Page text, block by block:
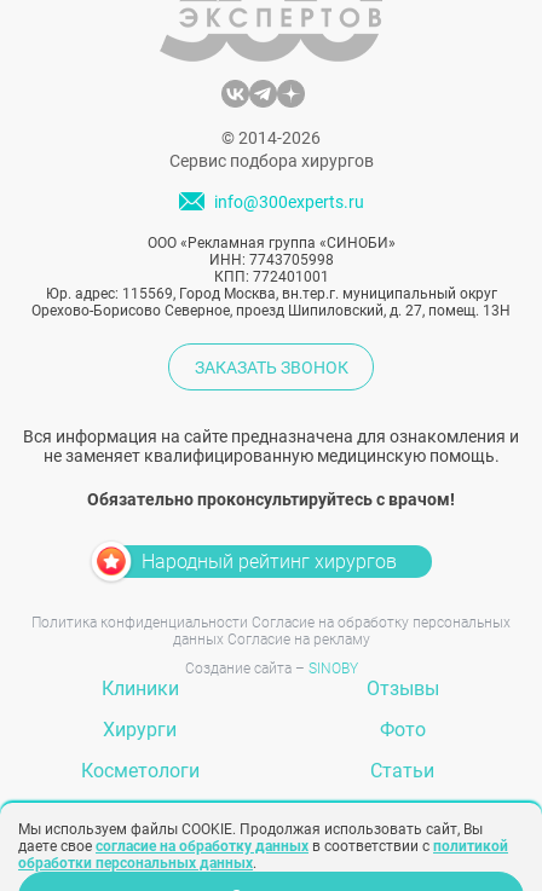
© 2014-2026
Сервис подбора хирургов
info@300experts.ru
ООО «Рекламная группа «СИНОБИ»
ИНН: 7743705998
КПП: 772401001
Юр. адрес: 115569, Город Москва, вн.тер.г. муниципальный округ
Орехово-Борисово Северное, проезд Шипиловский, д. 27, помещ. 13Н
ЗАКАЗАТЬ ЗВОНОК
Вся информация на сайте предназначена для ознакомления и
не заменяет квалифицированную медицинскую помощь.
Обязательно проконсультируйтесь с врачом!
Народный рейтинг хирургов
Политика конфиденциальности Согласие на обработку персональных
данных Согласие на рекламу
Создание сайта – SINOBY
Клиники
Хирурги
Косметологи
Отзывы
Фото
Статьи
Мы используем файлы COOKIE. Продолжая использовать сайт, Вы
даете свое согласие на обработку данных в соответствии с политикой
обработки персональных данных.